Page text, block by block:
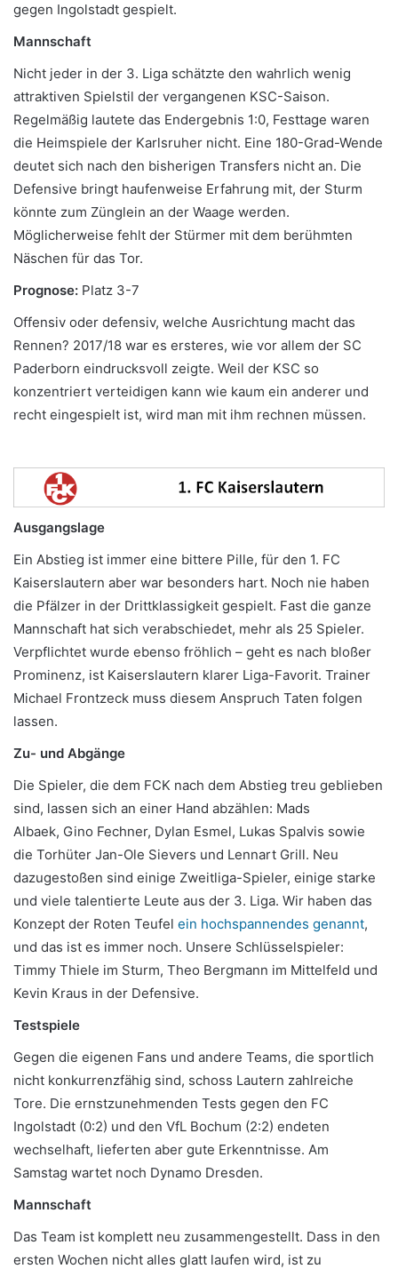
gegen Ingolstadt gespielt.
Mannschaft
Nicht jeder in der 3. Liga schätzte den wahrlich wenig
attraktiven Spielstil der vergangenen KSC-Saison.
Regelmäßig lautete das Endergebnis 1:0, Festtage waren
die Heimspiele der Karlsruher nicht. Eine 180-Grad-Wende
deutet sich nach den bisherigen Transfers nicht an. Die
Defensive bringt haufenweise Erfahrung mit, der Sturm
könnte zum Zünglein an der Waage werden.
Möglicherweise fehlt der Stürmer mit dem berühmten
Näschen für das Tor.
Prognose: Platz 3-7
Offensiv oder defensiv, welche Ausrichtung macht das
Rennen? 2017/18 war es ersteres, wie vor allem der SC
Paderborn eindrucksvoll zeigte. Weil der KSC so
konzentriert verteidigen kann wie kaum ein anderer und
recht eingespielt ist, wird man mit ihm rechnen müssen.
Ausgangslage
Ein Abstieg ist immer eine bittere Pille, für den 1. FC
Kaiserslautern aber war besonders hart. Noch nie haben
die Pfälzer in der Drittklassigkeit gespielt. Fast die ganze
Mannschaft hat sich verabschiedet, mehr als 25 Spieler.
Verpflichtet wurde ebenso fröhlich – geht es nach bloßer
Prominenz, ist Kaiserslautern klarer Liga-Favorit. Trainer
Michael Frontzeck muss diesem Anspruch Taten folgen
lassen.
Zu- und Abgänge
Die Spieler, die dem FCK nach dem Abstieg treu geblieben
sind, lassen sich an einer Hand abzählen: Mads
Albaek, Gino Fechner, Dylan Esmel, Lukas Spalvis sowie
die Torhüter Jan-Ole Sievers und Lennart Grill. Neu
dazugestoßen sind einige Zweitliga-Spieler, einige starke
und viele talentierte Leute aus der 3. Liga. Wir haben das
Konzept der Roten Teufel ein hochspannendes genannt,
und das ist es immer noch. Unsere Schlüsselspieler:
Timmy Thiele im Sturm, Theo Bergmann im Mittelfeld und
Kevin Kraus in der Defensive.
Testspiele
Gegen die eigenen Fans und andere Teams, die sportlich
nicht konkurrenzfähig sind, schoss Lautern zahlreiche
Tore. Die ernstzunehmenden Tests gegen den FC
Ingolstadt (0:2) und den VfL Bochum (2:2) endeten
wechselhaft, lieferten aber gute Erkenntnisse. Am
Samstag wartet noch Dynamo Dresden.
Mannschaft
Das Team ist komplett neu zusammengestellt. Dass in den
ersten Wochen nicht alles glatt laufen wird, ist zu